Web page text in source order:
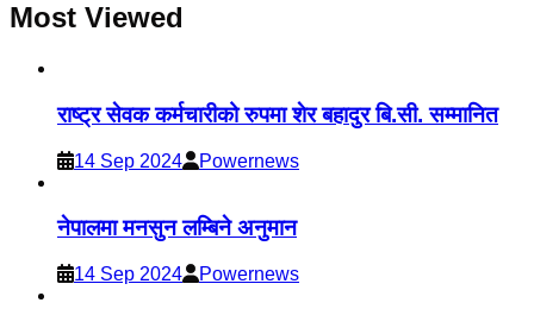
Most Viewed
राष्ट्र सेवक कर्मचारीको रुपमा शेर बहादुर बि.सी. सम्मानित
14 Sep 2024 Powernews
नेपालमा मनसुन लम्बिने अनुमान
14 Sep 2024 Powernews